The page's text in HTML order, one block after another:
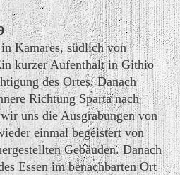
Kamares, südlich von
kurzer Aufenthalt in Githio
des Ortes. Danach
Richtung Sparta nach
uns die Ausgrabungen von
einmal begeistert von
Gebäuden. Danach
Essen im benachbarten Ort